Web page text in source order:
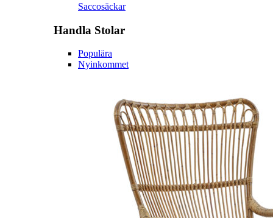
Saccosäckar
Handla Stolar
Populära
Nyinkommet